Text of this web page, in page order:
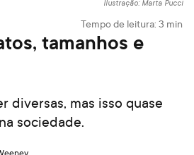
Ilustração: Marta Pucci
Tempo de leitura: 3 min
tamanhos e
diversas, mas isso quase
sociedade.